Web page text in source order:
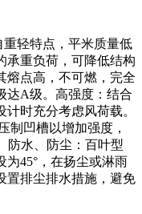
轻特点，平米质量低
承重负荷，可降低结构
熔点高，不可燃，完全
达A级。高强度：结合
时充分考虑风荷载。
制凹槽以增加强度，
防水、防尘：百叶型
45°，在扬尘或淋雨
置排尘排水措施，避免